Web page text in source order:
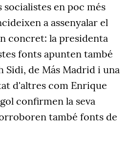
en poc més
a assenyalar el
concret: la presidenta
fonts apunten també
Sidi, de Más Madrid i una
d'altres com Enrique
confirmen la seva
també fonts de